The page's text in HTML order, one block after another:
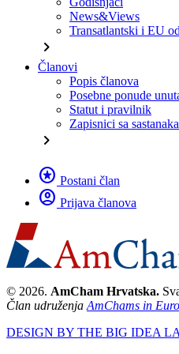
News&Views
Transatlantski i EU
chevron_right
Članovi
Popis članova
Posebne ponude
Statut i pravilnik
Zapisnici sa
chevron_right
stars Postani član
account_circle Prijava članova
© 2026. AmCham Hrvatska.
Član udruženja AmChams in
DESIGN BY THE BIG IDEA